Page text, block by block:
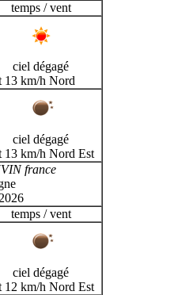
temps / vent
ciel dégagé
13 km/h Nord
ciel dégagé
13 km/h Nord Est
france
temps / vent
ciel dégagé
12 km/h Nord Est